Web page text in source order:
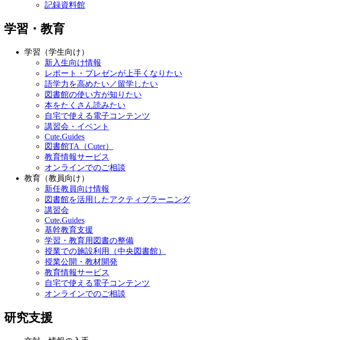
記録資料館
学習・教育
学習（学生向け）
新入生向け情報
レポート・プレゼンが上手くなりたい
語学力を高めたい／留学したい
図書館の使い方が知りたい
本をたくさん読みたい
自宅で使える電子コンテンツ
講習会・イベント
Cute.Guides
図書館TA（Cuter）
教育情報サービス
オンラインでのご相談
教育（教員向け）
新任教員向け情報
図書館を活用したアクティブラーニング
講習会
Cute.Guides
基幹教育支援
学習・教育用図書の整備
授業での施設利用（中央図書館）
授業公開・教材開発
教育情報サービス
自宅で使える電子コンテンツ
オンラインでのご相談
研究支援